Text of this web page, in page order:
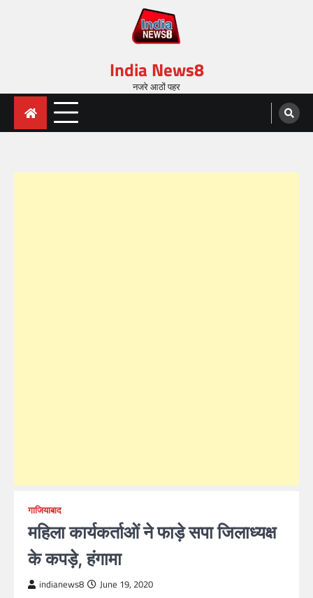
India News8
नजरे आठों पहर
गाजियाबाद
महिला कार्यकर्ताओं ने फाड़े सपा जिलाध्यक्ष
के कपड़े, हंगामा
indianews8 June 19, 2020